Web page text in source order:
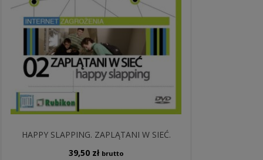
HAPPY SLAPPING. ZAPLĄTANI W SIEĆ.
39,50 zł brutto